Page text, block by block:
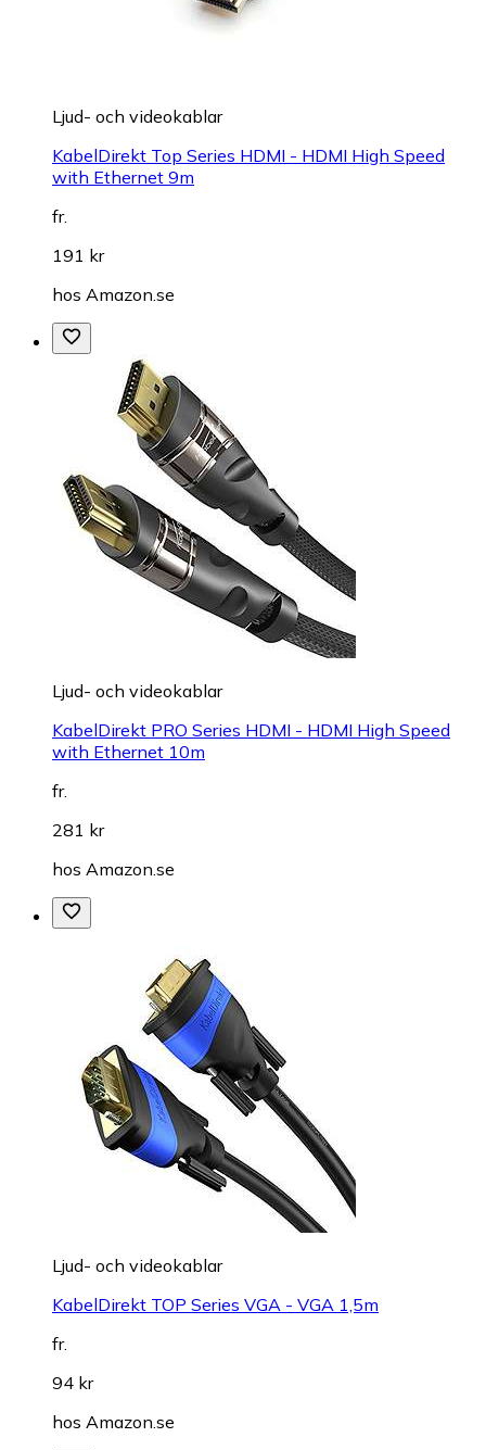
Ljud- och videokablar
KabelDirekt Top Series HDMI - HDMI High Speed
with Ethernet 9m
fr.
191 kr
hos Amazon.se
Ljud- och videokablar
KabelDirekt PRO Series HDMI - HDMI High Speed
with Ethernet 10m
fr.
281 kr
hos Amazon.se
Ljud- och videokablar
KabelDirekt TOP Series VGA - VGA 1,5m
fr.
94 kr
hos Amazon.se